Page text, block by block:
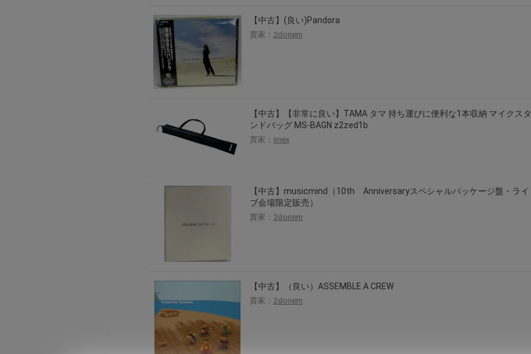
【中古】(良い)Pandora
賣家： 2doriem
【中古】【非常に良い】TAMA タマ 持ち運びに便利な1本収納 マイクスタ
ンドバッグ MS-BAGN z2zed1b
賣家： iinex
【中古】musicmind（10th Anniversaryスペシャルパッケージ盤・ライ
ブ会場限定販売）
賣家： 2doriem
【中古】（良い）ASSEMBLE A CREW
賣家： 2doriem